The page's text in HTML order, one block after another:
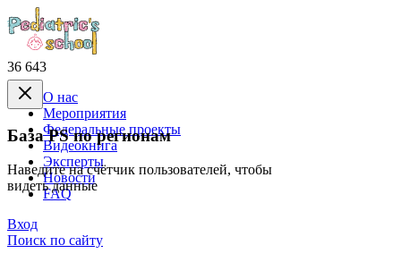
36 643
База PS по регионам
Наведите на счётчик пользователей, чтобы
видеть данные
О нас
Mероприятия
Федеральные проекты
Видеокнига
Эксперты
Новости
FAQ
Вход
Поиск по сайту